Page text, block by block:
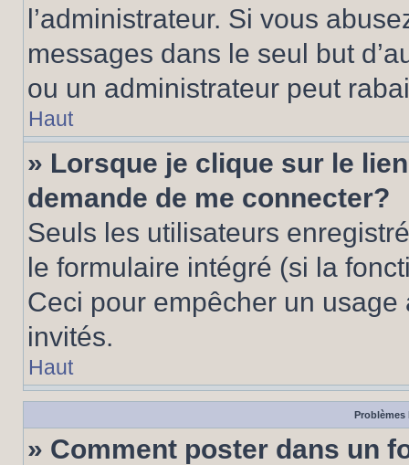
l’administrateur. Si vous
messages dans le seul but
ou un administrateur peut
Haut
» Lorsque je clique sur le
demande de me connecter?
Seuls les utilisateurs
le formulaire intégré (si la
Ceci pour empêcher un
invités.
Haut
Problèmes
» Comment poster dans un